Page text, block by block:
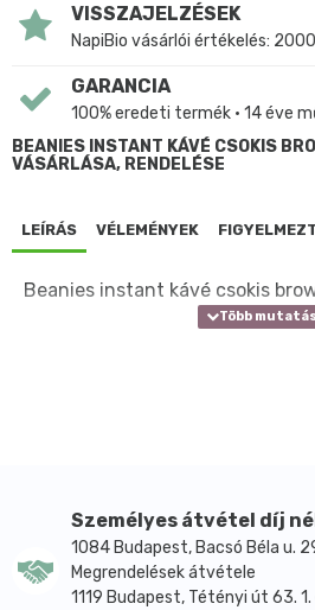
VISSZAJELZÉSEK
NapiBio vásárlói értékelés:
GARANCIA
100% eredeti termék • 14 éve
BEANIES INSTANT KÁVÉ CSOKIS
VÁSÁRLÁSA, RENDELÉSE
LEÍRÁS VÉLEMÉNYEK
Beanies instant kávé csokis
Személyes átvétel díj
1084 Budapest, Bacsó Béla u.
Megrendelések átvétele
1119 Budapest, Tétényi út 63.